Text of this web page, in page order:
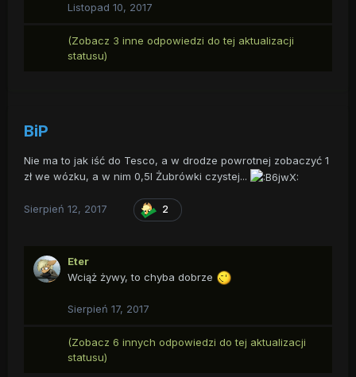
Listopad 10, 2017
(Zobacz 3 inne odpowiedzi do tej aktualizacji
statusu)
BiP
Nie ma to jak iść do Tesco, a w drodze powrotnej zobaczyć 1
zł we wózku, a w nim 0,5l Żubrówki czystej...
Sierpień 12, 2017 2
Eter
Wciąż żywy, to chyba dobrze
Sierpień 17, 2017
(Zobacz 6 innych odpowiedzi do tej aktualizacji
statusu)